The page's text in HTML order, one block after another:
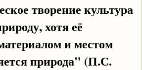
творение культура
хотя её
и местом
природа" (П.С.